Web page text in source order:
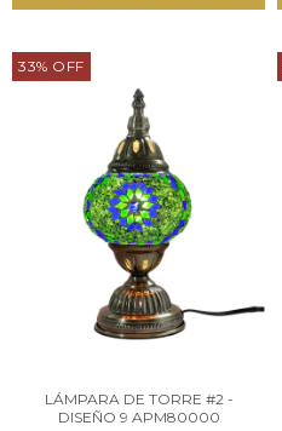
33% OFF
LÁMPARA DE TORRE #2 -
DISEÑO 9 APM80000